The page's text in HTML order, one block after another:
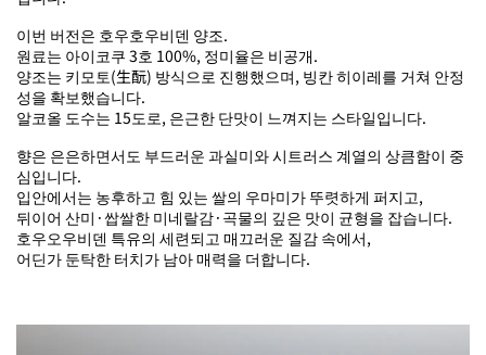
이번 버전은 호우호우비덴 양조.
원료는 아이코쿠 3호 100%, 정미율은 비공개.
양조는 키모토(生酛) 방식으로 진행했으며, 빙칸 히이레를 거쳐 안정
성을 확보했습니다.
알코올 도수는 15도로, 은근한 단맛이 느껴지는 스타일입니다.
향은 은은하면서도 부드러운 과실미와 시트러스 계열의 상큼함이 중
심입니다.
입안에서는 농후하고 힘 있는 쌀의 우마미가 뚜렷하게 퍼지고,
뒤이어 산미·쌉쌀한 미네랄감·곡물의 깊은 맛이 균형을 잡습니다.
호우오우비덴 특유의 세련되고 매끄러운 질감 속에서,
어딘가 둔탁한 터치가 남아 매력을 더합니다.